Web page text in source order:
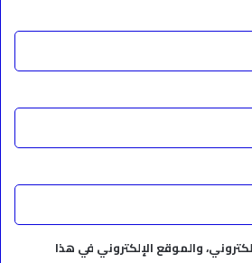
والموقع الإلكتروني في هذا